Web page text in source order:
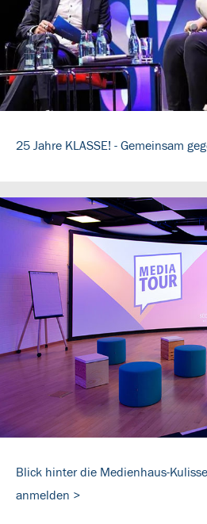
25 Jahre KLASSE! - Gemeinsam
Blick hinter die Medienhaus-
anmelden >